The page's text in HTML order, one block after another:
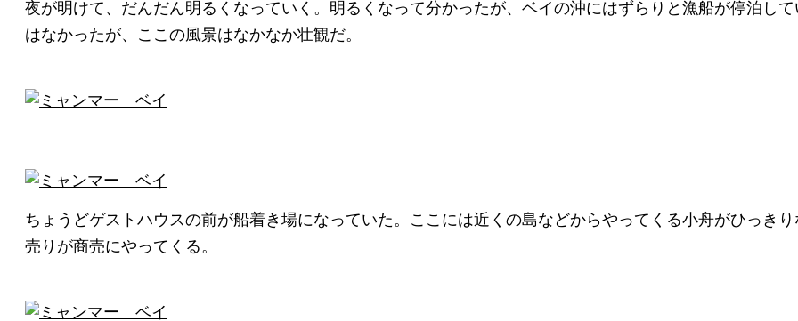
夜が明けて、だんだん明るくなっていく。明るくなって分かったが、ベイの沖にはずらりと漁船が停泊し
はなかったが、ここの風景はなかなか壮観だ。
ちょうどゲストハウスの前が船着き場になっていた。ここには近くの島などからやってくる小舟がひっき
売りが商売にやってくる。